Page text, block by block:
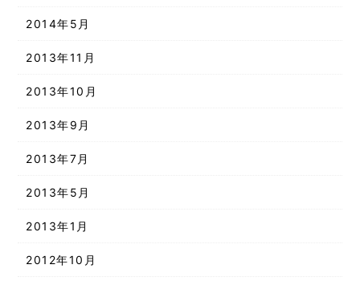
2014年5月
2013年11月
2013年10月
2013年9月
2013年7月
2013年5月
2013年1月
2012年10月